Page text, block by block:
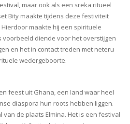
maar ook als een sreka ritueel
Bity maakte tijdens deze festiviteit
maakte hij een spirituele
voorbeeld diende voor het overstijgen
en het in contact treden met neteru
wedergeboorte.
feest uit Ghana, een land waar heel
diaspora hun roots hebben liggen.
van de plaats Elmina. Het is een festival